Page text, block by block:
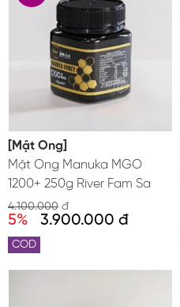
[Mật Ong]
Mật Ong Manuka MGO
1200+ 250g River Fam Sa
4.100.000 đ
5% 3.900.000 đ
COD